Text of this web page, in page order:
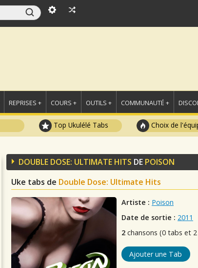
REPRISES + COURS + OUTILS + COMMUNAUTÉ +
Top Ukulélé Tabs Choix de
DOUBLE DOSE: ULTIMATE HITS DE POISON
Uke tabs de Double Dose: Ultimate Hits
Artiste : Poison
Date de sortie : 2011
2 chansons (0 tabs et
Ajouter une Tab